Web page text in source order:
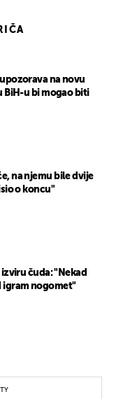
na novu
BiH-u bi mogao biti
na njemu bile dvije
o koncu"
čuda: "Nekad
igram nogomet"